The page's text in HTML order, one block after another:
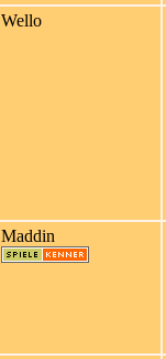
Wello
Maddin